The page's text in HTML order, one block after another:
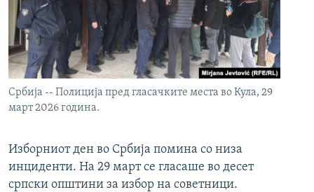
Србија -- Полиција пред гласачките места во Кула, 29
март 2026 година.
Изборниот ден во Србија помина со низа
инциденти. На 29 март се гласаше во десет
српски општини за избор на советници.